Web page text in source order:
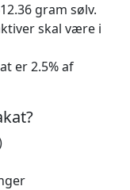
gram sølv.
skal være i
er 2.5% af